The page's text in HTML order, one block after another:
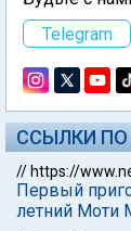
Telegram
ССЫЛКИ ПО
// https://
Первый
летний Моти